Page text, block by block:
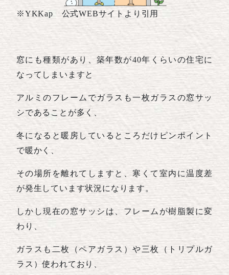
※YKKap 公式WEBサイトより引用
窓にも種類があり、築年数が40年くらいの住宅に
なってしまいますと
アルミのフレームでガラスも一枚ガラスの窓サッ
シであることが多く、
冬になると暖房しているところだけピンポイント
で暖かく、
その場所を離れてしますと、寒くて室内に温度差
が発生しています状況になります。
しかし現在の窓サッシは、フレームが樹脂製に変
わり、
ガラスも二枚（ペアガラス）や三枚（トリプルガ
ラス）使われており、